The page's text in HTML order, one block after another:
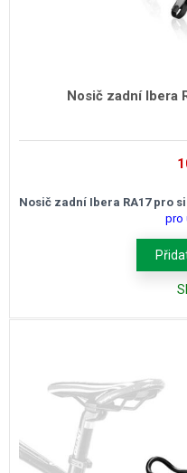
Nosič zadní Ibera
Nosič zadní Ibera RA17 pro
pro